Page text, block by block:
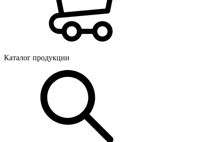
Каталог продукции